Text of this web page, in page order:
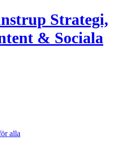
Strategi,
& Sociala
alla